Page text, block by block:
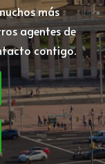
más
agentes de
contigo.